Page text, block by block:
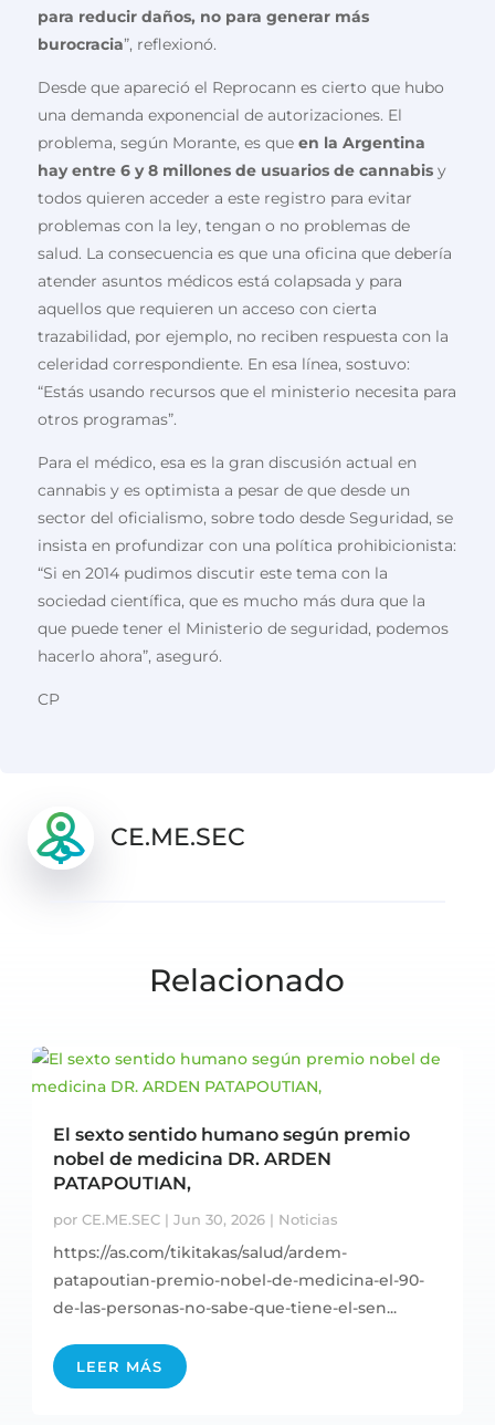
para reducir daños, no para generar más
burocracia”, reflexionó.
Desde que apareció el Reprocann es cierto que hubo
una demanda exponencial de autorizaciones. El
problema, según Morante, es queen la Argentina
hay entre 6 y 8 millones de usuarios de cannabisy
todos quieren acceder a este registro para evitar
problemas con la ley, tengan o no problemas de
salud. La consecuencia es que una oficina que debería
atender asuntos médicos está colapsada y para
aquellos que requieren un acceso con cierta
trazabilidad, por ejemplo, no reciben respuesta con la
celeridad correspondiente. En esa línea, sostuvo:
“Estás usando recursos que el ministerio necesita para
otros programas”.
Para el médico, esa es la gran discusión actual en
cannabis y es optimista a pesar de que desde un
sector del oficialismo, sobre todo desde Seguridad, se
insista en profundizar con una política prohibicionista:
“Si en 2014 pudimos discutir este tema con la
sociedad científica, que es mucho más dura que la
que puede tener el Ministerio de seguridad, podemos
hacerlo ahora”, aseguró.
CP
CE.ME.SEC
Relacionado
El sexto sentido humano según premio
nobel de medicina DR. ARDEN
PATAPOUTIAN,
porCE.ME.SEC |Jun 30, 2026 | Noticias
https://as.com/tikitakas/salud/ardem-
patapoutian-premio-nobel-de-medicina-el-90-
de-las-personas-no-sabe-que-tiene-el-sen...
LEER MÁS